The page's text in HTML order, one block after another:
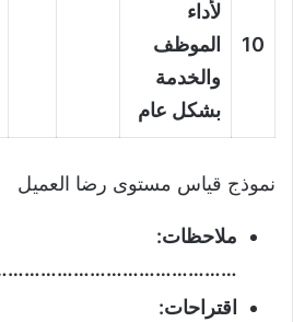
10
لأداء
الموظف
والخدمة
بشكل عام
نموذج قياس مستوى رضا العميل
ملاحظات:
اقتراحات: